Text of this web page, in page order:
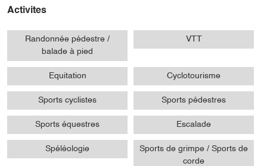
Activites
Randonnée pédestre /
balade à pied
VTT
Equitation Cyclotourisme
Sports cyclistes Sports pédestres
Sports équestres Escalade
Spéléologie
Sports de grimpe / Sports de
corde